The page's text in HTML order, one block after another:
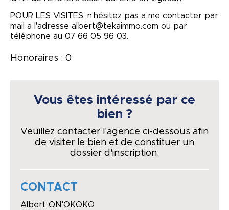
POUR LES VISITES, n'hésitez pas a me contacter par
mail a l'adresse albert@tekaimmo.com ou par
téléphone au 07 66 05 96 03.
Honoraires : 0
Vous êtes intéressé par ce
bien ?
Veuillez contacter l'agence ci-dessous afin
de visiter le bien et de constituer un
dossier d'inscription.
CONTACT
Albert ON'OKOKO